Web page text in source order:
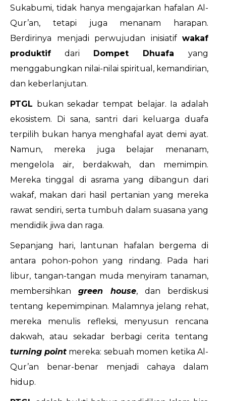
Sukabumi, tidak hanya mengajarkan hafalan Al-
Qur’an, tetapi juga menanam harapan.
Berdirinya menjadi perwujudan inisiatif wakaf
produktif dari Dompet Dhuafa yang
menggabungkan nilai-nilai spiritual, kemandirian,
dan keberlanjutan.
PTGL bukan sekadar tempat belajar. Ia adalah
ekosistem. Di sana, santri dari keluarga duafa
terpilih bukan hanya menghafal ayat demi ayat.
Namun, mereka juga belajar menanam,
mengelola air, berdakwah, dan memimpin.
Mereka tinggal di asrama yang dibangun dari
wakaf, makan dari hasil pertanian yang mereka
rawat sendiri, serta tumbuh dalam suasana yang
mendidik jiwa dan raga.
Sepanjang hari, lantunan hafalan bergema di
antara pohon-pohon yang rindang. Pada hari
libur, tangan-tangan muda menyiram tanaman,
membersihkan green house, dan berdiskusi
tentang kepemimpinan. Malamnya jelang rehat,
mereka menulis refleksi, menyusun rencana
dakwah, atau sekadar berbagi cerita tentang
turning point mereka: sebuah momen ketika Al-
Qur’an benar-benar menjadi cahaya dalam
hidup.